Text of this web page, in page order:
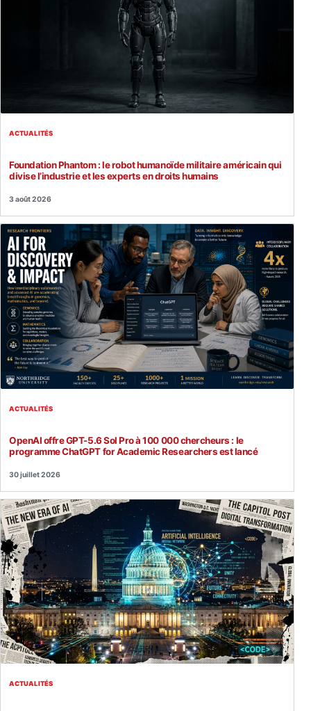
ACTUALITÉS
Foundation Phantom : le robot humanoïde militaire américain qui
divise l’industrie et les experts en droits humains
3 août 2026
ACTUALITÉS
OpenAI offre GPT-5.6 Sol Pro à 100 000 chercheurs : le
programme ChatGPT for Academic Researchers est lancé
30 juillet 2026
ACTUALITÉS